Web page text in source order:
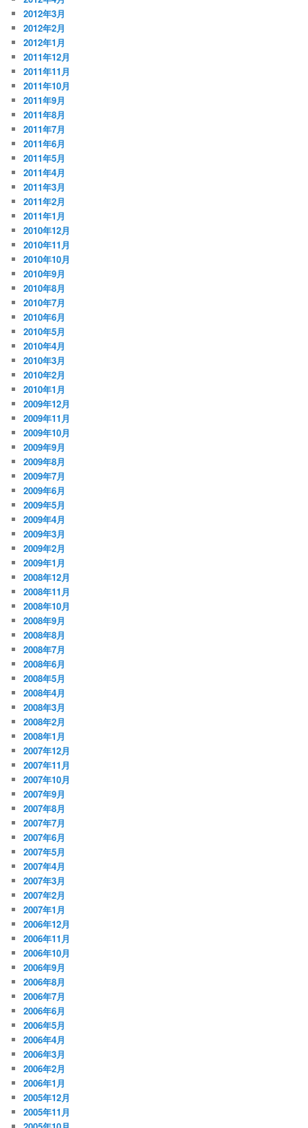
2012年3月
2012年2月
2012年1月
2011年12月
2011年11月
2011年10月
2011年9月
2011年8月
2011年7月
2011年6月
2011年5月
2011年4月
2011年3月
2011年2月
2011年1月
2010年12月
2010年11月
2010年10月
2010年9月
2010年8月
2010年7月
2010年6月
2010年5月
2010年4月
2010年3月
2010年2月
2010年1月
2009年12月
2009年11月
2009年10月
2009年9月
2009年8月
2009年7月
2009年6月
2009年5月
2009年4月
2009年3月
2009年2月
2009年1月
2008年12月
2008年11月
2008年10月
2008年9月
2008年8月
2008年7月
2008年6月
2008年5月
2008年4月
2008年3月
2008年2月
2008年1月
2007年12月
2007年11月
2007年10月
2007年9月
2007年8月
2007年7月
2007年6月
2007年5月
2007年4月
2007年3月
2007年2月
2007年1月
2006年12月
2006年11月
2006年10月
2006年9月
2006年8月
2006年7月
2006年6月
2006年5月
2006年4月
2006年3月
2006年2月
2006年1月
2005年12月
2005年11月